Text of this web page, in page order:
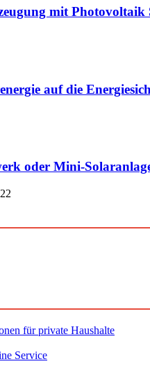
mit Photovoltaik
auf die
oder Mini-
für private Haushalte
Service